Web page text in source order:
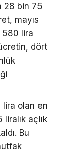
28 bin 75
mayıs
580 lira
dört
lira olan en
açlık
Bu